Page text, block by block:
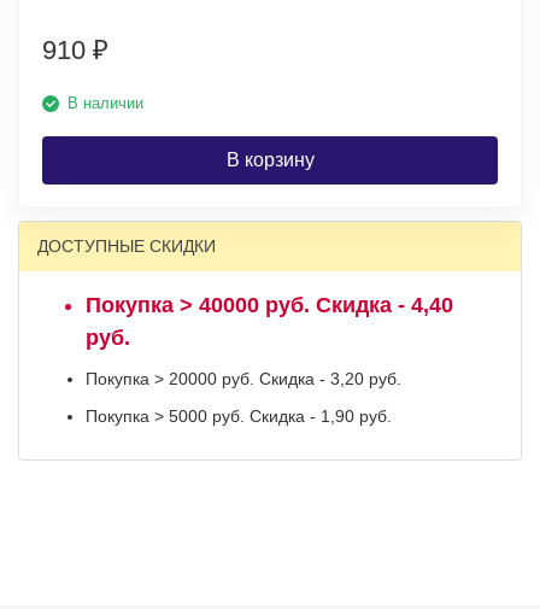
910 ₽
В наличии
В корзину
ДОСТУПНЫЕ СКИДКИ
Покупка > 40000 руб. Скидка - 4,40
руб.
Покупка > 20000 руб. Скидка - 3,20 руб.
Покупка > 5000 руб. Скидка - 1,90 руб.